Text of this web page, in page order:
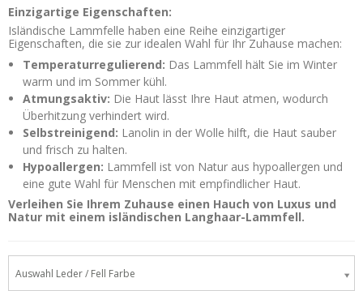
Einzigartige Eigenschaften:
Isländische Lammfelle haben eine Reihe einzigartiger
Eigenschaften, die sie zur idealen Wahl für Ihr Zuhause machen:
Temperaturregulierend: Das Lammfell hält Sie im Winter
warm und im Sommer kühl.
Atmungsaktiv: Die Haut lässt Ihre Haut atmen, wodurch
Überhitzung verhindert wird.
Selbstreinigend: Lanolin in der Wolle hilft, die Haut sauber
und frisch zu halten.
Hypoallergen: Lammfell ist von Natur aus hypoallergen und
eine gute Wahl für Menschen mit empfindlicher Haut.
Verleihen Sie Ihrem Zuhause einen Hauch von Luxus und
Natur mit einem isländischen Langhaar-Lammfell.
Auswahl Leder / Fell Farbe